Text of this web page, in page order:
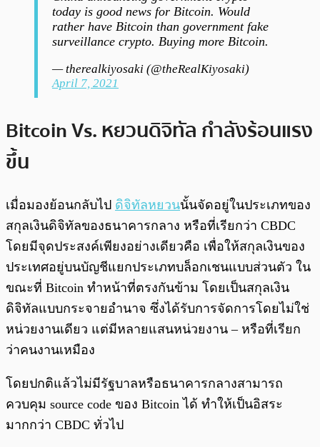
today is good news for Bitcoin. Would
rather have Bitcoin than government fake
surveillance crypto. Buying more Bitcoin.
— therealkiyosaki (@theRealKiyosaki)
April 7, 2021
Bitcoin Vs. หยวนดิจิทัล กำลังร้อนแรง
ขึ้น
เมื่อมองย้อนกลับไป ดิจิทัลหยวนนั้นจัดอยู่ในประเภทของ
สกุลเงินดิจิทัลของธนาคารกลาง หรือที่เรียกว่า CBDC
โดยมีจุดประสงค์เพียงอย่างเดียวคือ เพื่อให้สกุลเงินของ
ประเทศอยู่บนบัญชีแยกประเภทบล็อกเชนแบบส่วนตัว ใน
ขณะที่ Bitcoin ทำหน้าที่ตรงกันข้าม โดยเป็นสกุลเงิน
ดิจิทัลแบบกระจายอำนาจ ซึ่งได้รับการจัดการโดยไม่ใช่
หน่วยงานเดียว แต่มีหลายแสนหน่วยงาน – หรือที่เรียก
ว่าคนงานเหมือง
โดยปกติแล้วไม่มีรัฐบาลหรือธนาคารกลางสามารถ
ควบคุม source code ของ Bitcoin ได้ ทำให้เป็นอิสระ
มากกว่า CBDC ทั่วไป